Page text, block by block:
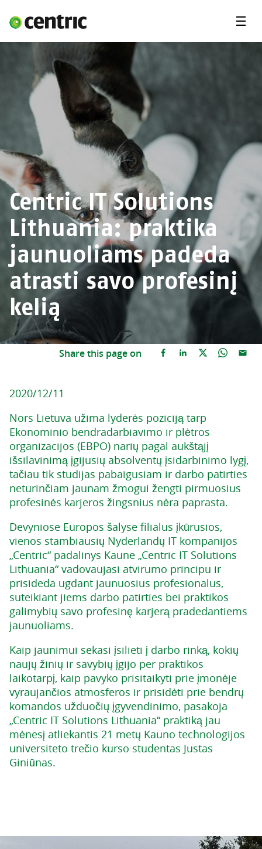
Career
Internships
Areas of expertise
Our Promise
DevOps & Cloud Academy
About us
Menu
Centric IT Solutions
Lithuania: praktika
jaunuoliams padeda
atrasti savo profesinį
kelią
Share this page on
2020/12/11
Nors Lietuva užima lyderės poziciją tarp
Ekonominio bendradarbiavimo ir plėtros
organizacijos (EBPO) narių pagal aukštąjį
išsilavinimą įgijusių absolventų įsidarbinimo lygį,
tačiau tik studijas pabaigusiam ir darbo patirties
neturinčiam jaunam žmogui žengti pirmuosius
profesinės karjeros žingsnius nėra paprasta.
Devyniose Europos šalyse filialus įkūrusios,
vienos stambiausių Nyderlandų IT kompanijos
„Centric“ padalinys Kaune „Centric IT Solutions
Lithuania“ vadovaujasi atvirumo principu ir
prisideda ugdant jaunuosius profesionalus,
suteikiant jiems darbo patirties bei praktikos
galimybių savo profesinę karjerą pradedantiems
jaunuoliams.
Kaip jaunimui sekasi įsilieti į darbo rinką, kokių
naujų žinių ir savybių įgijo per praktikos
laikotarpį, kaip pavyko prisitaikyti prie įmonėje
vyraujančios atmosferos ir prisidėti prie bendrų
komandos užduočių įgyvendinimo, pasakoja
„Centric IT Solutions Lithuania“ praktiką jau
mėnesį atliekantis 21 metų Kauno technologijos
universiteto trečio kurso studentas Justas
Giniūnas.